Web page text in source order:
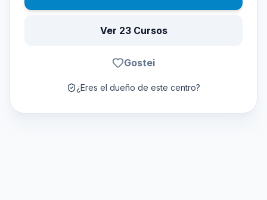
Ver 23 Cursos
Gostei
¿Eres el dueño de este centro?